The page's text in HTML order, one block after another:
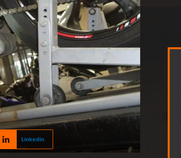
Linkedin